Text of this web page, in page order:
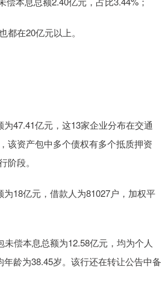
在20亿元以上。
47.41亿元，这13家企业分布在交通
该资产包中多个债权有多个抵质押资
段。
18亿元，借款人为81027户，加权平
偿本息总额为12.58亿元，均为个人
龄为38.45岁。该行还在转让公告中备